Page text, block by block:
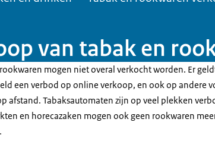
van tabak en
mogen niet overal verkocht worden. Er
een verbod op online verkoop, en ook op andere
afstand. Tabaksautomaten zijn op veel plekken
en horecazaken mogen ook geen rookwaren